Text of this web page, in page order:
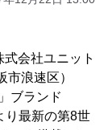
会社ユニット
浪速区）
ブランド
り最新の第8世